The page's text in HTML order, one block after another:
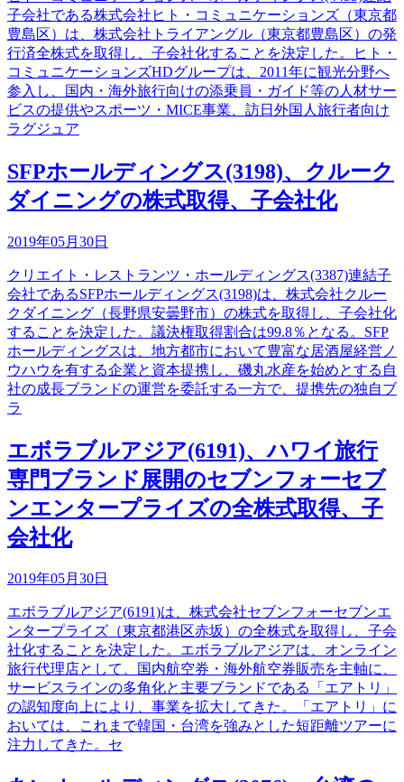
子会社である株式会社ヒト・コミュニケーションズ（東京都
豊島区）は、株式会社トライアングル（東京都豊島区）の発
行済全株式を取得し、子会社化することを決定した。ヒト・
コミュニケーションズHDグループは、2011年に観光分野へ
参入し、国内・海外旅行向けの添乗員・ガイド等の人材サー
ビスの提供やスポーツ・MICE事業、訪日外国人旅行者向け
ラグジュア
SFPホールディングス(3198)、クルーク
ダイニングの株式取得、子会社化
2019年05月30日
クリエイト・レストランツ・ホールディングス(3387)連結子
会社であるSFPホールディングス(3198)は、株式会社クルー
クダイニング（長野県安曇野市）の株式を取得し、子会社化
することを決定した。議決権取得割合は99.8％となる。SFP
ホールディングスは、地方都市において豊富な居酒屋経営ノ
ウハウを有する企業と資本提携し、磯丸水産を始めとする自
社の成長ブランドの運営を委託する一方で、提携先の独自ブ
ラ
エボラブルアジア(6191)、ハワイ旅行
専門ブランド展開のセブンフォーセブ
ンエンタープライズの全株式取得、子
会社化
2019年05月30日
エボラブルアジア(6191)は、株式会社セブンフォーセブンエ
ンタープライズ（東京都港区赤坂）の全株式を取得し、子会
社化することを決定した。エボラブルアジアは、オンライン
旅行代理店として、国内航空券・海外航空券販売を主軸に、
サービスラインの多角化と主要ブランドである「エアトリ」
の認知度向上により、事業を拡大してきた。「エアトリ」に
おいては、これまで韓国・台湾を強みとした短距離ツアーに
注力してきた。セ